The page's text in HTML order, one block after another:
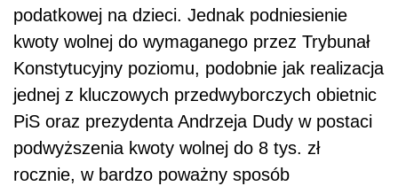
podatkowej na dzieci. Jednak podniesienie
kwoty wolnej do wymaganego przez Trybunał
Konstytucyjny poziomu, podobnie jak realizacja
jednej z kluczowych przedwyborczych obietnic
PiS oraz prezydenta Andrzeja Dudy w postaci
podwyższenia kwoty wolnej do 8 tys. zł
rocznie, w bardzo poważny sposób